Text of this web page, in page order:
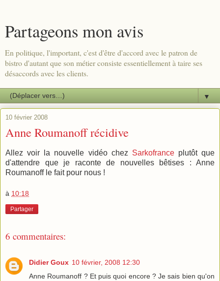
Partageons mon avis
En politique, l'important, c'est d'être d'accord avec le patron de
bistro d'autant que son métier consiste essentiellement à taire ses
désaccords avec les clients.
▼
10 février 2008
Anne Roumanoff récidive
Allez voir la nouvelle vidéo chez Sarkofranceplutôt que
d'attendre que je raconte de nouvelles bêtises : Anne
Roumanoff le fait pour nous !
à 10:18
Partager
6 commentaires:
Didier Goux 10 février, 2008 12:30
Anne Roumanoff ? Et puis quoi encore ? Je sais bien qu'on